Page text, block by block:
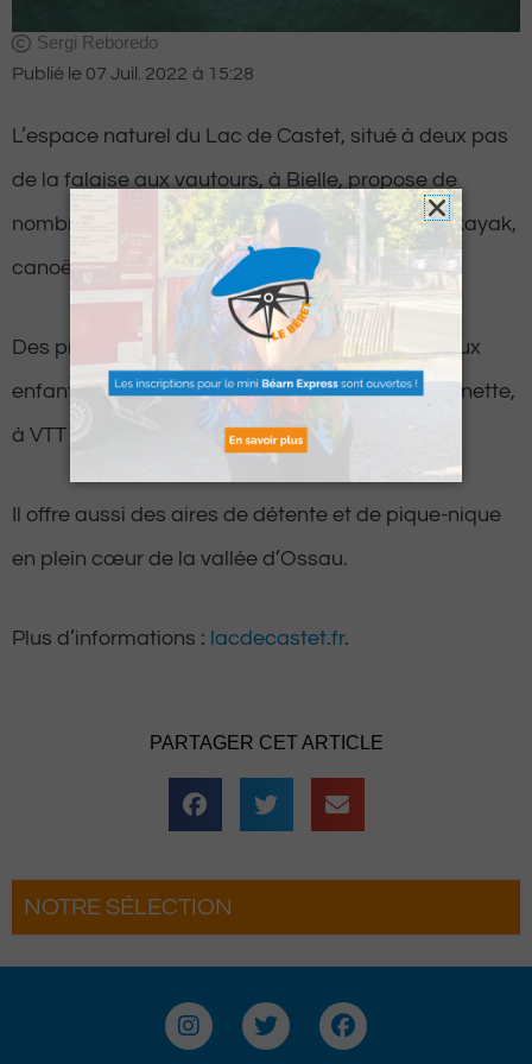
Sergi Reboredo
Publié le 07 Juil. 2022 à 15:28
L’espace naturel du Lac de Castet, situé à deux pas
de la falaise aux vautours, à Bielle, propose de
nombreuses activités durant cet été : Barque, kayak,
canoë, paddle, etc.
Des promenades sont également proposées aux
enfants pour découvrir la saligue à vélo, à trottinette,
à VTT électrique ou encore à vélo-kart.
Il offre aussi des aires de détente et de pique-nique
en plein cœur de la vallée d’Ossau.
Plus d’informations : lacdecastet.fr.
PARTAGER CET ARTICLE
NOTRE SÉLECTION
son grand retour
Hestiv’Òc : Les férias
grand retour à Pau
I
n
T
w
F
a